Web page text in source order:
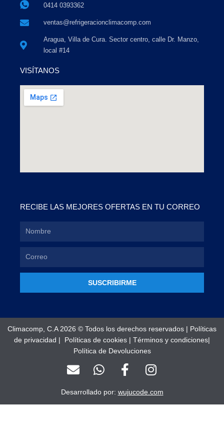
0414 0393362
ventas@refrigeracionclimacomp.com
Aragua, Villa de Cura. Sector centro, calle Dr. Manzo,
local #14
VISÍTANOS
RECIBE LAS MEJORES OFERTAS EN TU CORREO
SUSCRIBIRME
Climacomp, C.A 2026 © Todos los derechos reservados | Políticas
de privacidad | Políticas de cookies | Términos y condiciones|
Política de Devoluciones
E
n
v
W
h
a
F
a
c
e
I
n
s
t
Desarrollado por: wujucode.com